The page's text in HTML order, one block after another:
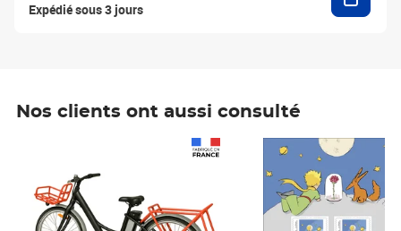
Expédié sous 3 jours
Nos clients ont aussi consulté
Prix 6,25€ HT